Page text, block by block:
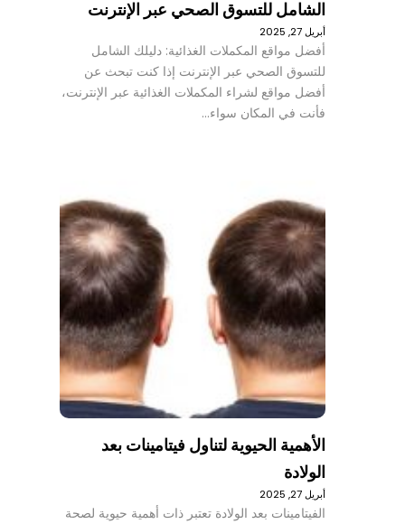
الشامل للتسوق الصحي عبر الإنترنت
أبريل 27, 2025
أفضل مواقع المكملات الغذائية: دليلك الشامل
للتسوق الصحي عبر الإنترنت إذا كنت تبحث عن
أفضل مواقع لشراء المكملات الغذائية عبر الإنترنت،
فأنت في المكان سواء…
الأهمية الحيوية لتناول فيتامينات بعد
الولادة
أبريل 27, 2025
الفيتامينات بعد الولادة تعتبر ذات أهمية حيوية لصحة